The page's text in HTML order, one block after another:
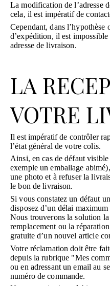
La modification de l’adresse
cela, il est impératif de
Cependant, dans l’hypothèse
d’expédition, il est
adresse de livraison.
LA
VOTRE
Il est impératif de contrôler
l’état général de votre colis.
Ainsi, en cas de défaut
exemple un emballage
une photo et à refuser la
le bon de livraison.
Si vous constatez un défaut
disposez d’un délai
Nous trouverons la solution
remplacement ou la
gratuite d’un nouvel article
Votre réclamation doit être
depuis la rubrique "Mes
ou en adressant un email au
numéro de commande.